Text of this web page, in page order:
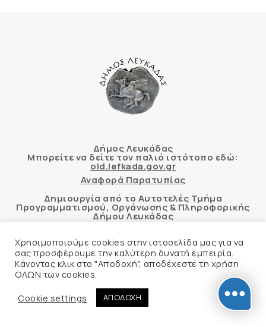
Δήμος Λευκάδας
Μπορείτε να δείτε τον παλιό ιστότοπο εδώ:
old.lefkada.gov.gr
Αναφορά Παρατυπίας
Δημιουργία από το Αυτοτελές Τμήμα
Προγραμματισμού, Οργάνωσης & Πληροφορικής
Δήμου Λευκάδας
Αυτόματος έλεγχος προσβασιμότητας
δικτυακού τόπου με βάση το πρότυπο WCAG 2.1
Δήλωση Προσβασιμότητας
Χρησιμοποιούμε cookies στην ιστοσελίδα μας για να
σας προσφέρουμε την καλύτερη δυνατή εμπειρία.
Κάνοντας κλικ στο "Αποδοχή", αποδέχεστε τη χρήση
ΟΛΩΝ των cookies.
Cookie settings
ΑΠΟΔΟΧΗ